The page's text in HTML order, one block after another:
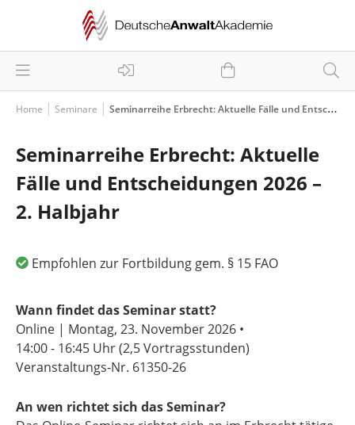
Home Seminare Seminarreihe Erbrecht: Aktuelle Fälle und Entscheidungen 2026 – 2. Halbjahr
Seminarreihe Erbrecht: Aktuelle
Fälle und Entscheidungen 2026 –
2. Halbjahr
Empfohlen zur Fortbildung gem. § 15 FAO
Wann findet das Seminar statt?
Online | Montag, 23. November 2026 •
14:00 - 16:45 Uhr(2,5 Vortragsstunden)
Veranstaltungs-Nr. 61350-26
An wen richtet sich das Seminar?